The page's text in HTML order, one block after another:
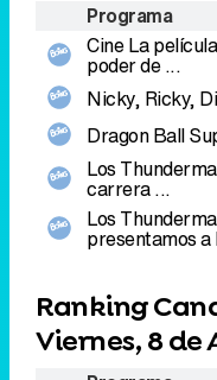
Programa
CineLa
poder de ...
Nicky, Ricky,
Dragon Ball
Los
carrera ...
Los
presentamos a
Ranking
Viernes, 8 de